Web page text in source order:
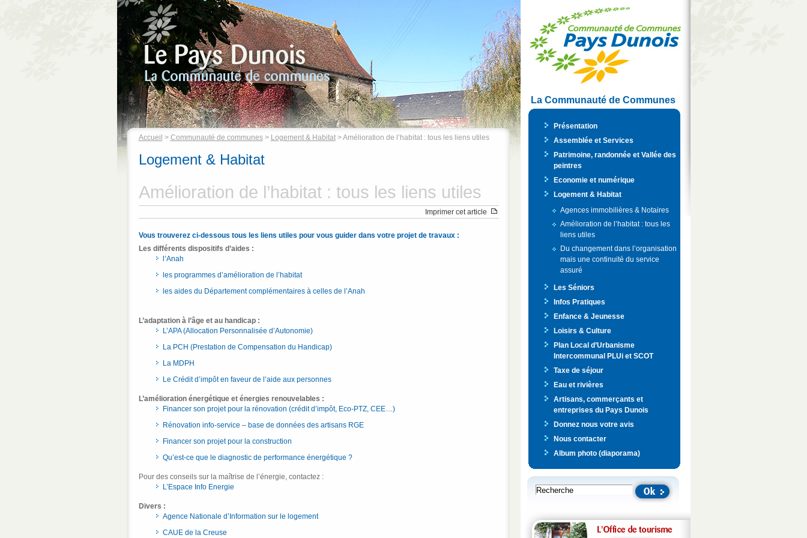
Accueil > Communauté de communes> Logement & Habitat> Amélioration de l’habitat : tous les liens utiles
Logement & Habitat
Amélioration de l’habitat : tous les liens utiles
Imprimer cet article
Vous trouverez ci-dessous tous les liens utiles pour vous guider dans votre projet de travaux :
Les différents dispositifs d’aides :
l’Anah
les programmes d’amélioration de l’habitat
les aides du Département complémentaires à celles de l’Anah
L’adaptation à l’âge et au handicap :
L’APA (Allocation Personnalisée d’Autonomie)
La PCH (Prestation de Compensation du Handicap)
La MDPH
Le Crédit d’impôt en faveur de l’aide aux personnes
L’amélioration énergétique et énergies renouvelables :
Financer son projet pour la rénovation (crédit d’impôt, Eco-PTZ, CEE…)
Rénovation info-service – base de données des artisans RGE
Financer son projet pour la construction
Qu’est-ce que le diagnostic de performance énergétique ?
Pour des conseils sur la maîtrise de l’énergie, contactez :
L’Espace Info Energie
Divers :
Agence Nationale d’Information sur le logement
CAUE de la Creuse
La Communauté de Communes
Présentation
Assemblée et Services
Patrimoine, randonnée et Vallée des
peintres
Economie et numérique
Logement & Habitat
Agences immobilières & Notaires
Amélioration de l’habitat : tous les
liens utiles
Du changement dans l’organisation
mais une continuité du service
assuré
Les Séniors
Infos Pratiques
Enfance & Jeunesse
Loisirs & Culture
Plan Local d’Urbanisme
Intercommunal PLUi et SCOT
Taxe de séjour
Eau et rivières
Artisans, commerçants et
entreprises du Pays Dunois
Donnez nous votre avis
Nous contacter
Album photo (diaporama)